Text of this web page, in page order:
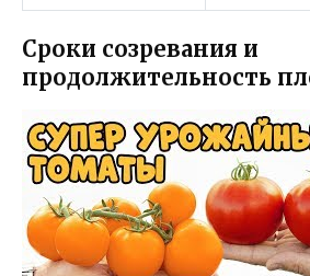
Сроки созревания и
продолжительность